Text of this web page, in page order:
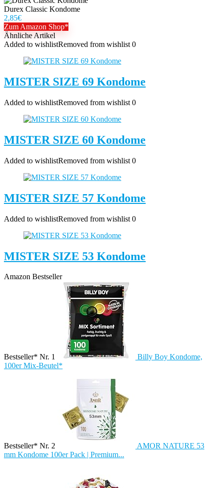
Durex Classic Kondome
2,85€
Zum Amazon Shop*
Ähnliche Artikel
Added to wishlistRemoved from wishlist 0
MISTER SIZE 69 Kondome
Added to wishlistRemoved from wishlist 0
MISTER SIZE 60 Kondome
Added to wishlistRemoved from wishlist 0
MISTER SIZE 57 Kondome
Added to wishlistRemoved from wishlist 0
MISTER SIZE 53 Kondome
Amazon Bestseller
Bestseller* Nr. 1
Billy Boy Kondome,
100er Mix-Beutel*
Bestseller* Nr. 2
AMOR NATURE 53
mm Kondome 100er Pack | Premium...